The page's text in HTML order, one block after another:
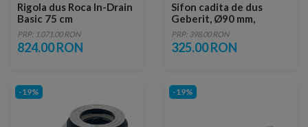
Rigola dus Roca In-Drain
Basic 75 cm
PRP: 1,071.00 RON
824.00 RON
Sifon cadita de dus
Geberit, Ø90 mm,
inaltimea garzii
hidraulice 50 mm
PRP: 398.00 RON
325.00 RON
-19% -19%